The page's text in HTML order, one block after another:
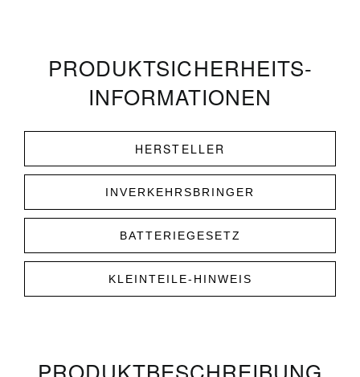
PRODUKT­­SICHERHEITS­
INFORMATIONEN
HERSTELLER
INVERKEHRSBRINGER
BATTERIEGESETZ
KLEINTEILE-HINWEIS